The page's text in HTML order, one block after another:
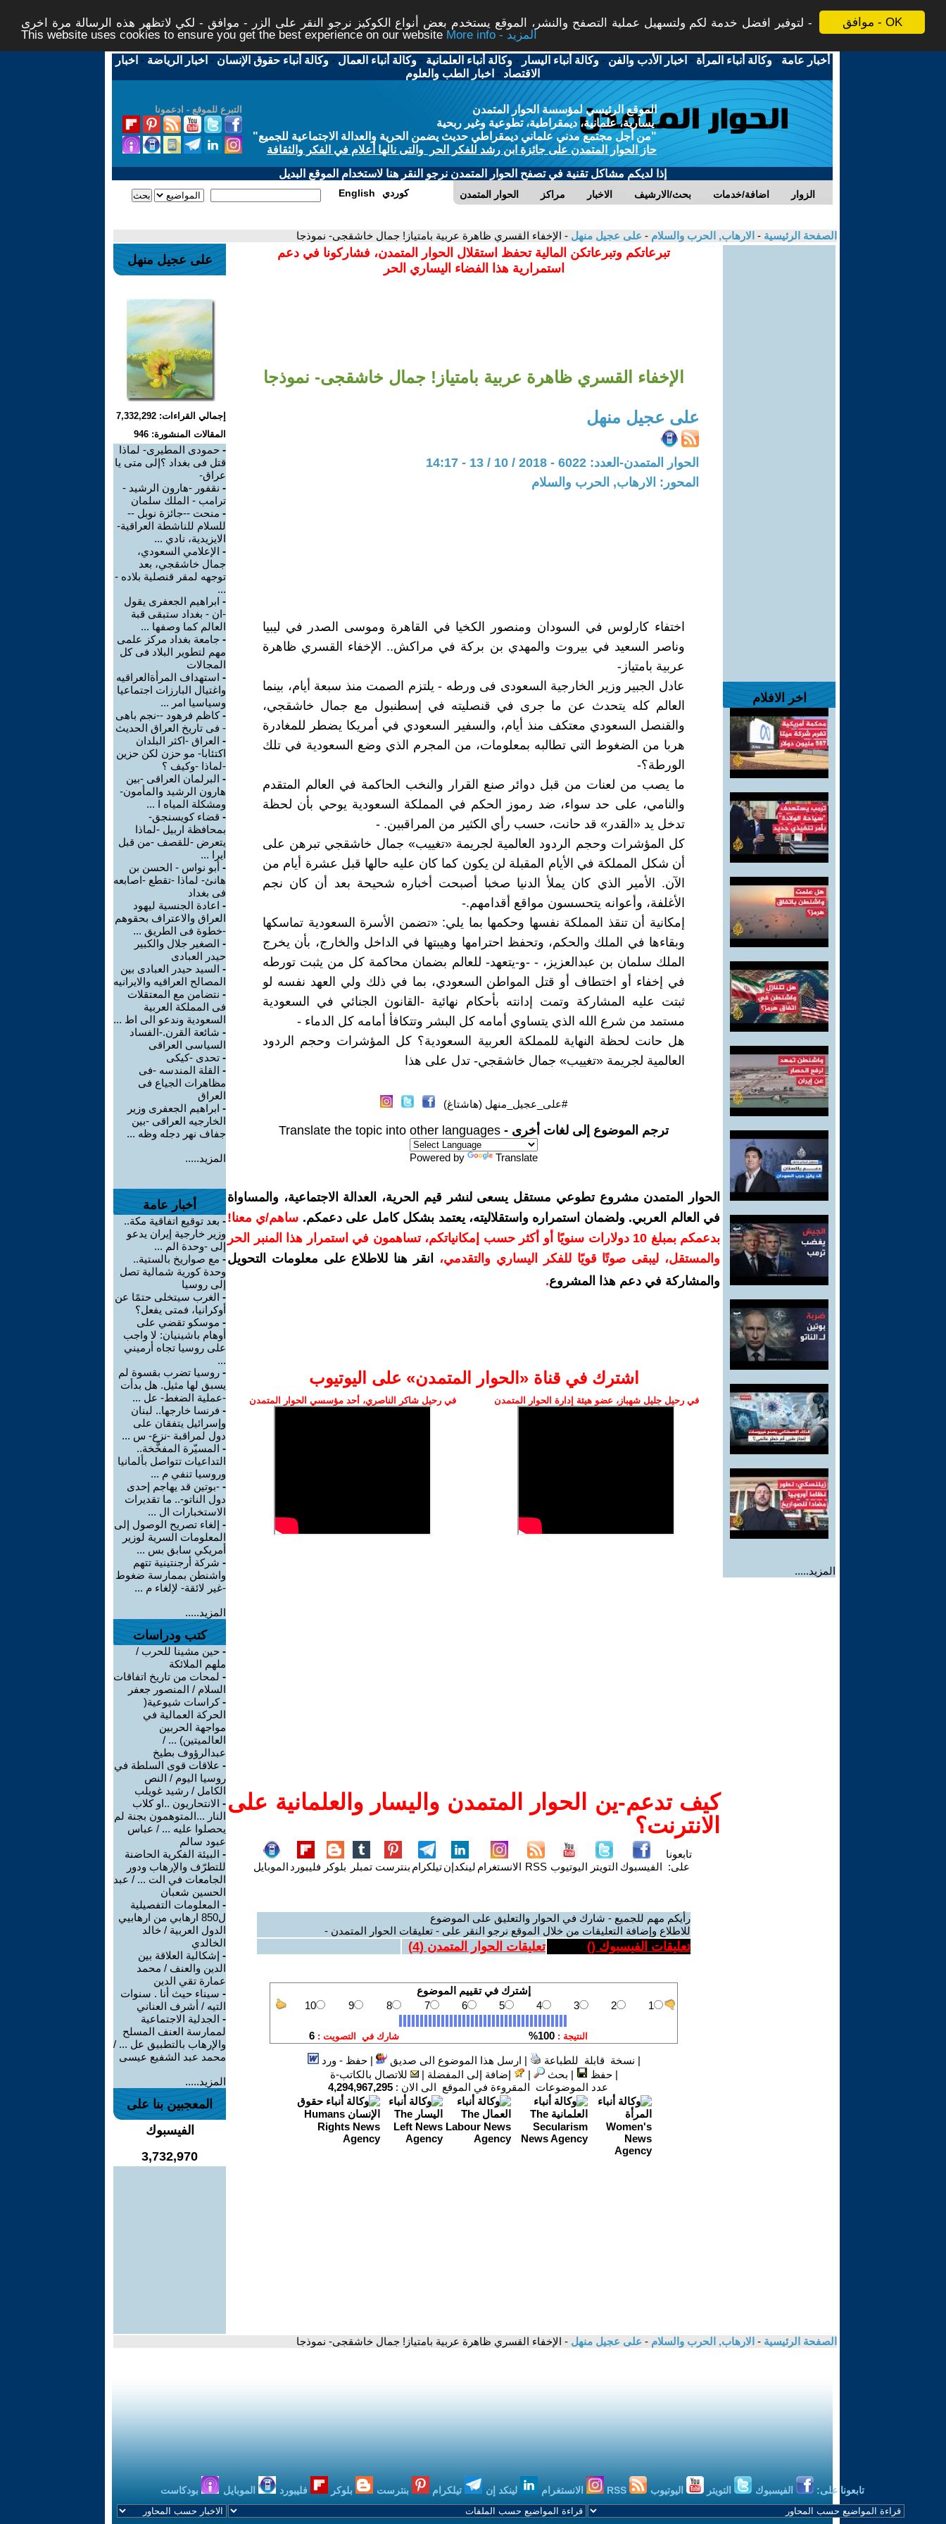
موافق - OK
لتوفير افضل خدمة لكم ولتسهيل عملية التصفح والنشر، الموقع يستخدم بعض أنواع الكوكيز نرجو النقر على الزر - موافق - لكي لاتظهر هذه الرسالة مرة اخرى -
This website uses cookies to ensure you get the best experience on our website
More info - المزيد
أخبار عامة -وكالة أنباء المرأة - اخبار الأدب والفن -وكالة أنباء اليسار -وكالة أنباء العلمانية -وكالة أنباء العمال -وكالة أنباء حقوق الإنسان - اخبار الرياضة - اخبار
الاقتصاد - اخبار الطب والعلوم
التبرع للموقع - ادعمونا
الموقع الرئيسي لمؤسسة الحوار المتمدن
يسارية، علمانية، ديمقراطية، تطوعية وغير ربحية
"من أجل مجتمع مدني علماني ديمقراطي حديث يضمن الحرية والعدالة الاجتماعية للجميع"
حاز الحوار المتمدن على جائزة ابن رشد للفكر الحر والتى نالها أعلام في الفكر والثقافة
إذا لديكم مشاكل تقنية في تصفح الحوار المتمدن نرجو النقر هنا لاستخدام الموقع البديل
الحوار المتمدن مراكز الاخبار بحث/الارشيف اضافة/خدمات الزوار English كوردي
الصفحة الرئيسية - الارهاب, الحرب والسلام - على عجيل منهل - الإخفاء القسري ظاهرة عربية بامتياز! جمال خاشقجى- نموذجا
اخر الافلام
المزيد.....
تبرعاتكم وتبرعاتكن المالية تحفظ استقلال الحوار المتمدن، فشاركونا في دعم
استمرارية هذا الفضاء اليساري الحر
الإخفاء القسري ظاهرة عربية بامتياز! جمال خاشقجى- نموذجا
على عجيل منهل
الحوار المتمدن-العدد: 6022 - 2018 / 10 / 13 - 14:17
المحور: الارهاب, الحرب والسلام
اختفاء كارلوس في السودان ومنصور الكخيا في القاهرة وموسى الصدر في ليبيا
وناصر السعيد في بيروت والمهدي بن بركة في مراكش.. الإخفاء القسري ظاهرة
عربية بامتياز-
عادل الجبير وزير الخارجية السعودى فى ورطه - يلتزم الصمت منذ سبعة أيام، بينما
العالم كله يتحدث عن ما جرى في قنصليته في إسطنبول مع جمال خاشقجي،
والقنصل السعودي معتكف منذ أيام، والسفير السعودي في أمريكا يضطر للمغادرة
هربا من الضغوط التي تطالبه بمعلومات، من المجرم الذي وضع السعودية في تلك
الورطة؟-
ما يصب من لعنات من قبل دوائر صنع القرار والنخب الحاكمة في العالم المتقدم
والنامي، على حد سواء، ضد رموز الحكم في المملكة السعودية يوحي بأن لحظة
تدخل يد «القدر» قد حانت، حسب رأي الكثير من المراقبين. -
كل المؤشرات وحجم الردود العالمية لجريمة «تغييب» جمال خاشقجي تبرهن على
أن شكل المملكة في الأيام المقبلة لن يكون كما كان عليه حالها قبل عشرة أيام من
الآن. الأمير الذي كان يملأ الدنيا صخبا أصبحت أخباره شحيحة بعد أن كان نجم
الأغلفة، وأعوانه يتحسسون مواقع أقدامهم.-
إمكانية أن تنقذ المملكة نفسها وحكمها بما يلي: «تضمن الأسرة السعودية تماسكها
وبقاءها في الملك والحكم، وتحفظ احترامها وهيبتها في الداخل والخارج، بأن يخرج
الملك سلمان بن عبدالعزيز، - -و-يتعهد- للعالم بضمان محاكمة كل من يثبت تورطه
في إخفاء أو اختطاف أو قتل المواطن السعودي، بما في ذلك ولي العهد نفسه لو
ثبتت عليه المشاركة وتمت إدانته بأحكام نهائية -القانون الجنائي في السعودية
مستمد من شرع الله الذي يتساوي أمامه كل البشر وتتكافأ أمامه كل الدماء -
هل حانت لحظة النهاية للمملكة العربية السعودية؟ كل المؤشرات وحجم الردود
العالمية لجريمة «تغييب» جمال خاشقجي- تدل على هذا
#على_عجيل_منهل (هاشتاغ)
ترجم الموضوع إلى لغات أخرى - Translate the topic into other languages
Powered by Translate
الحوار المتمدن مشروع تطوعي مستقل يسعى لنشر قيم الحرية، العدالة الاجتماعية، والمساواة
في العالم العربي. ولضمان استمراره واستقلاليته، يعتمد بشكل كامل على دعمكم. ساهم/ي معنا!
بدعمكم بمبلغ 10 دولارات سنويًا أو أكثر حسب إمكانياتكم، تساهمون في استمرار هذا المنبر الحر
والمستقل، ليبقى صوتًا قويًا للفكر اليساري والتقدمي،
انقر هنا للاطلاع على معلومات التحويل
والمشاركة في دعم هذا المشروع.
اشترك في قناة ‫«الحوار المتمدن» على اليوتيوب
في رحيل جليل شهباز، عضو هيئة إدارة الحوار المتمدن في رحيل شاكر الناصري، أحد مؤسسي الحوار المتمدن
كيف تدعم-ين الحوار المتمدن واليسار والعلمانية على
الانترنت؟
تابعونا
على: الفيسبوك التويتر اليوتيوب RSS الانستغرام لينكدإنتيلكرام بنترست تمبلر بلوكر فليبورد الموبايل
رأيكم مهم للجميع - شارك في الحوار والتعليق على الموضوع
للاطلاع وإضافة التعليقات من خلال الموقع نرجو النقر على - تعليقات الحوار المتمدن -
تعليقات الفيسبوك () تعليقات الحوار المتمدن (4
)
| نسخة قابلة للطباعة | ارسل هذا الموضوع الى صديق |حفظ - ورد
|حفظ | بحث | إضافة إلى المفضلة |
للاتصال بالكاتب-ة
عدد الموضوعات المقروءة في الموقع الى الان : 4,294,967,295
على عجيل منهل
إجمالي القراءات: 7,332,292
المقالات المنشورة: 946
- حمودى المطيرى- لماذا
قتل فى بغداد ؟إلى متى يا
عراق-
- نقفور -هارون الرشيد -
ترامب - الملك سلمان
- منحت --جائزة نوبل --
للسلام للناشطة العراقية-
الايزيدية، نادي ...
- الإعلامي السعودي،
جمال خاشقجي، بعد
توجهه لمقر قنصلية بلاده -
...
- ابراهيم الجعفرى يقول
-ان - بغداد ستبقى قبة
العالم كما وصفها ...
- جامعة بغداد مركز علمى
مهم لتطوير البلاد فى كل
المجالات
- استهداف المرأةالعراقيه
واغتيال البارزات اجتماعيا
وسياسيا امر ...
-كاظم فرهود --نجم باهى
- فى تاريخ العراق الحديث
- العراق -اكثر البلدان
اكتئابا- مو حزن لكن حزين
-لماذا -وكيف ؟
- البرلمان العراقى -بين
هارون الرشيد والمأمون-
ومشكلة المياه ا ...
- قضاء كويسنجق-
بمحافظة اربيل -لماذا
يتعرض -للقصف -من قبل
ايرا ...
- أبو نواس - الحسن بن
هانئ- لماذا -تقطع -اصابعه
فى بغداد
- اعادة الجنسية ليهود
العراق والاعتراف بحقوهم
-خطوة فى الطريق ...
- الصغير جلال والكبير
حيدر العبادى
- السيد حيدر العبادى بين
المصالح العراقيه والايرانيه
- نتضامن مع المعتقلات
فى المملكة العربية
السعودية وندعو الى اط ...
- شائعة القرن.-الفساد
السياسى العراقى
- تحدى -كيكى
- القلة المندسه -فى
مظاهرات الجياع فى
العراق
- ابراهيم الجعفرى وزير
الخارجيه العراقى -بين
جفاف نهر دجله وظه ...
المزيد.....
أخبار عامة
- بعد توقيع اتفاقية مكة..
وزير خارجية إيران يدعو
إلى -وحدة الم ...
- مع صواريخ بالستية..
وحدة كورية شمالية تصل
إلى روسيا
- الغرب سيتخلى حتمًا عن
أوكرانيا، فمتى يفعل؟
- موسكو تقضي على
أوهام باشينيان: لا واجب
على روسيا تجاه أرميني
...
- روسيا تضرب بقسوة لم
يسبق لها مثيل. هل بدأت
-عملية الضغط- عل ...
- فرنسا خارجها.. لبنان
وإسرائيل يتفقان على
دول لمراقبة -نزع- س ...
- المسيّرة المفخَّخة..
التداعيات تتواصل بألمانيا
وروسيا تنفي م ...
- -بوتين قد يهاجم إحدى
دول الناتو-.. ما تقديرات
الاستخبارات ال ...
- إلغاء تصريح الوصول إلى
المعلومات السرية لوزير
أمريكي سابق بس ...
- شركة أرجنتينية تتهم
واشنطن بممارسة ضغوط
-غير لائقة- لإلغاء م ...
المزيد.....
كتب ودراسات
- حين مشينا للحرب /
ملهم الملائكة
- لمحات من تاريخ اتفاقات
السلام / المنصور جعفر
-كراسات شيوعية(
الحركة العمالية في
مواجهة الحربين
العالميتين) ... /
عبدالرؤوف بطيخ
- علاقات قوى السلطة في
روسيا اليوم / النص
الكامل / رشيد غويلب
- الانتحاريون ..او كلاب
النار ...المتوهمون بجنة لم
يحصلوا عليه ... / عباس
عبود سالم
- البيئة الفكرية الحاضنة
للتطرّف والإرهاب ودور
الجامعات في الت ... / عبد
الحسين شعبان
- المعلومات التفصيلية
ل850 ارهابي من ارهابيي
الدول العربية / خالد
الخالدي
- إشكالية العلاقة بين
الدين والعنف / محمد
عمارة تقي الدين
- سيناء حيث أنا . سنوات
التيه / أشرف العناني
- الجدلية الاجتماعية
لممارسة العنف المسلح
والإرهاب بالتطبيق عل ... /
محمد عبد الشفيع عيسى
المزيد.....
المعجبين بنا على
الفيسبوك
3,732,970
الصفحة الرئيسية - الارهاب, الحرب والسلام - على عجيل منهل - الإخفاء القسري ظاهرة عربية بامتياز! جمال خاشقجى- نموذجا
تابعونا على: الفيسبوك التويتر اليوتيوب الانستغرام لينكد إن تيلكرام بنترست بلوكر فليبورد الموبايل بودكاست